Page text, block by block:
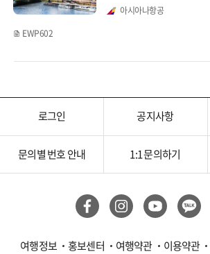
아시아나항공
EWP602
로그인 공지사항
문의별 번호 안내 1:1 문의하기
여행정보 홍보센터 여행약관 이용약관